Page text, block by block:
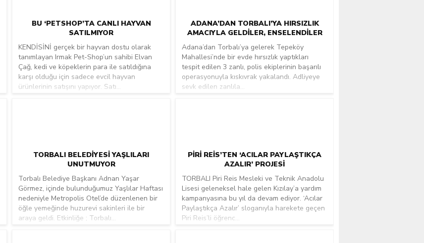
BU ‘PETSHOP’TA CANLI HAYVAN
SATILMIYOR
KENDİSİNİ gerçek bir hayvan dostu olarak
tanımlayan Irmak Pet-Shop’un sahibi Elvan
Çağ, kedi ve köpeklerin para ile satıldığına
karşı olduğu için sadece evcil hayvan
ürünlerinin satışını yapıyor. Satı...
ADANA’DAN TORBALI’YA HIRSIZLIK
AMACIYLA GELDILER, ENSELENDILER
Adana’dan Torbalı’ya gelerek Tepeköy
Mahallesi’nde bir evde hırsızlık yaptıkları
tespit edilen 3 zanlı, polis ekiplerinin başarılı
operasyonuyla kıskıvrak yakalandı. Adliyeye
sevk edilen zanlıla...
TORBALI BELEDIYESI YAŞLILARI
UNUTMUYOR
Torbalı Belediye Başkanı Adnan Yaşar
Görmez, içinde bulunduğumuz Yaşlılar Haftası
nedeniyle Metropolis Otel’de düzenlenen bir
öğle yemeğinde huzurevi sakinleri ile bir
araya geldi. Etkinliğe ; Torbalı...
PIRI REIS’TEN ‘ACILAR PAYLAŞTIKÇA
AZALIR’ PROJESI
TORBALI Piri Reis Mesleki ve Teknik Anadolu
Lisesi geleneksel hale gelen Kızılay’a yardım
kampanyasına bu yıl da devam ediyor. ‘Acılar
Paylaştıkça Azalır’ sloganıyla harekete geçen
Piri Reis’li öğrenc...